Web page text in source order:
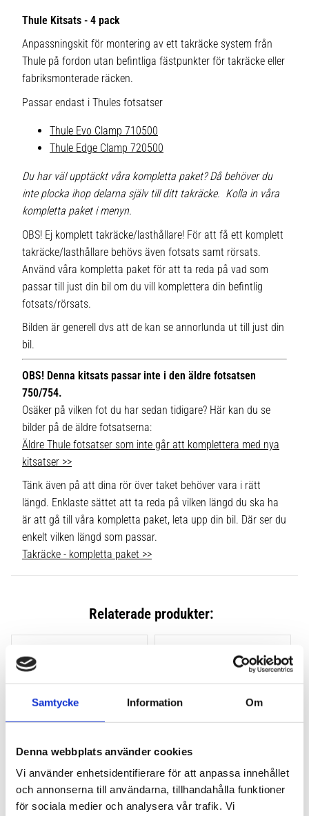
Samtycke Information Om
Denna webbplats använder cookies
Vi använder enhetsidentifierare för att anpassa innehållet
och annonserna till användarna, tillhandahålla funktioner
för sociala medier och analysera vår trafik. Vi
Thule Kitsats - 4 pack
Anpassningskit för montering av ett takräcke system från
Thule på fordon utan befintliga fästpunkter för takräcke eller
fabriksmonterade räcken.
Passar endast i Thules fotsatser
Thule Evo Clamp 710500
Thule Edge Clamp 720500
Du har väl upptäckt våra kompletta paket? Då behöver du
inte plocka ihop delarna själv till ditt takräcke. Kolla in våra
kompletta paket i menyn.
OBS! Ej komplett takräcke/lasthållare! För att få ett komplett
takräcke/lasthållare behövs även fotsats samt rörsats.
Använd våra kompletta paket för att ta reda på vad som
passar till just din bil om du vill komplettera din befintlig
fotsats/rörsats.
Bilden är generell dvs att de kan se annorlunda ut till just din
bil.
OBS! Denna kitsats passar inte i den äldre fotsatsen
750/754.
Osäker på vilken fot du har sedan tidigare? Här kan du se
bilder på de äldre fotsatserna:
Äldre Thule fotsatser som inte går att komplettera med nya
kitsatser >>
Tänk även på att dina rör över taket behöver vara i rätt
längd. Enklaste sättet att ta reda på vilken längd du ska ha
är att gå till våra kompletta paket, leta upp din bil. Där ser du
enkelt vilken längd som passar.
Takräcke - kompletta paket >>
Relaterade produkter:
THULE CLAMP EVO 4-
PACK 710500
THULE CLAMP EDGE 4-
PACK 720500
Lägg